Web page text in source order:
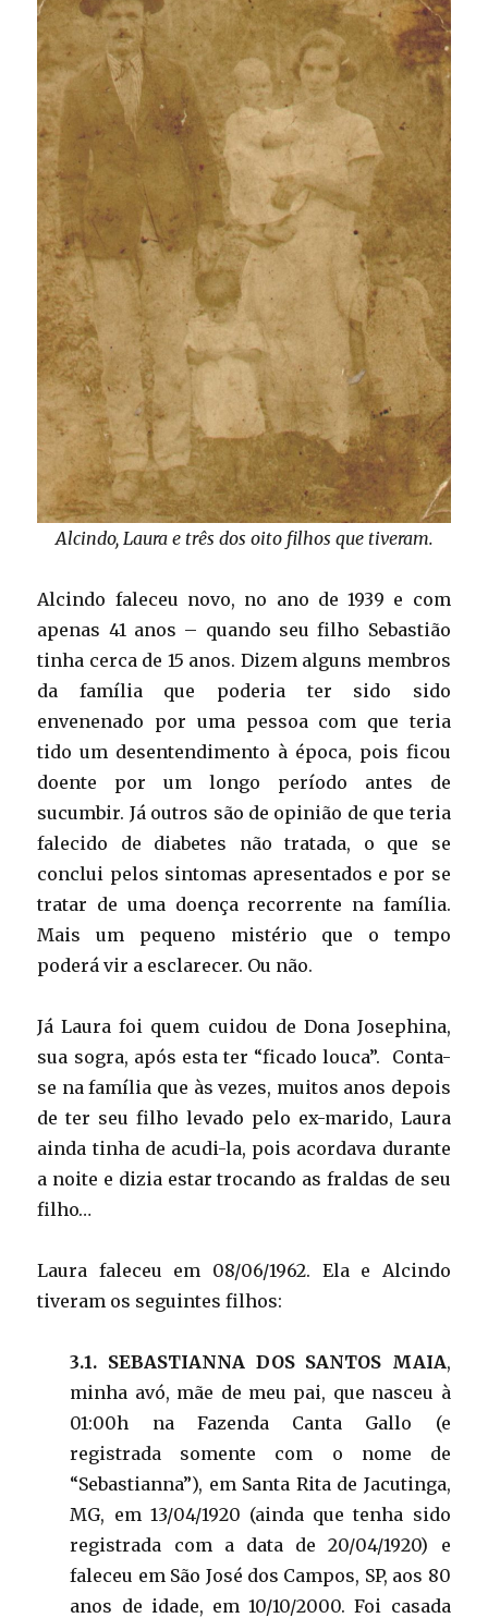
Alcindo, Laura e três dos oito filhos que tiveram.
Alcindo faleceu novo, no ano de 1939 e com
apenas 41 anos – quando seu filho Sebastião
tinha cerca de 15 anos. Dizem alguns membros
da família que poderia ter sido sido
envenenado por uma pessoa com que teria
tido um desentendimento à época, pois ficou
doente por um longo período antes de
sucumbir. Já outros são de opinião de que teria
falecido de diabetes não tratada, o que se
conclui pelos sintomas apresentados e por se
tratar de uma doença recorrente na família.
Mais um pequeno mistério que o tempo
poderá vir a esclarecer. Ou não.
Já Laura foi quem cuidou de Dona Josephina,
sua sogra, após esta ter “ficado louca”. Conta-
se na família que às vezes, muitos anos depois
de ter seu filho levado pelo ex-marido, Laura
ainda tinha de acudi-la, pois acordava durante
a noite e dizia estar trocando as fraldas de seu
filho…
Laura faleceu em 08/06/1962. Ela e Alcindo
tiveram os seguintes filhos:
3.1. SEBASTIANNA DOS SANTOS MAIA,
minha avó, mãe de meu pai, que nasceu à
01:00h na Fazenda Canta Gallo (e
registrada somente com o nome de
“Sebastianna”), em Santa Rita de Jacutinga,
MG, em 13/04/1920 (ainda que tenha sido
registrada com a data de 20/04/1920) e
faleceu em São José dos Campos, SP, aos 80
anos de idade, em 10/10/2000. Foi casada